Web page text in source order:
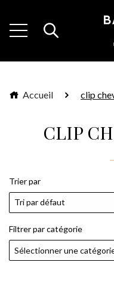
Accueil clip
CLIP
Trier par
Filtrer par catégorie